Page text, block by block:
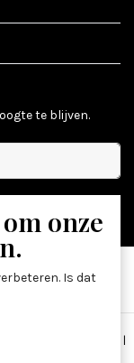
te blijven.
|
onze
Is dat